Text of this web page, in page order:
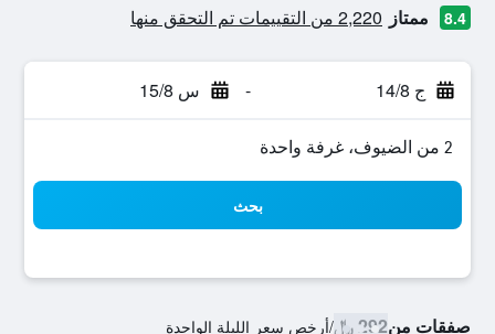
8.4 ممتاز 2,220 من التقييمات تم التحقق منها
ج 14/8 - س 15/8
2 من الضيوف، غرفة واحدة
بحث
صفقات من292 ﷼ /أرخص سعر الليلة الواحدة